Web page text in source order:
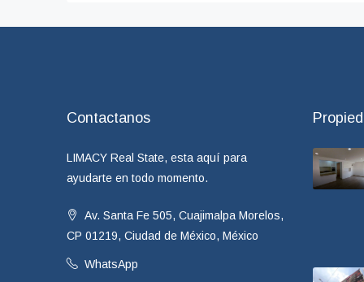
Contactanos
LIMACY Real State, esta aquí para
ayudarte en todo momento.
Av. Santa Fe 505, Cuajimalpa Morelos,
CP 01219, Ciudad de México, México
WhatsApp